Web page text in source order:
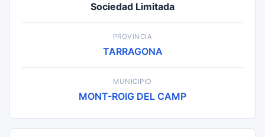
Sociedad Limitada
PROVINCIA
TARRAGONA
MUNICIPIO
MONT-ROIG DEL CAMP